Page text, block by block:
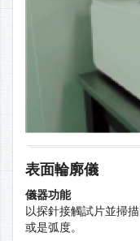
表面輪廓儀
儀器功能
以探針接觸試片並掃
或是弧度。